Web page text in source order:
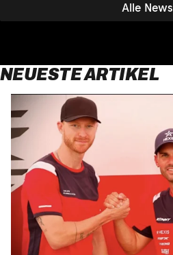
Alle News
NEUESTE ARTIKEL